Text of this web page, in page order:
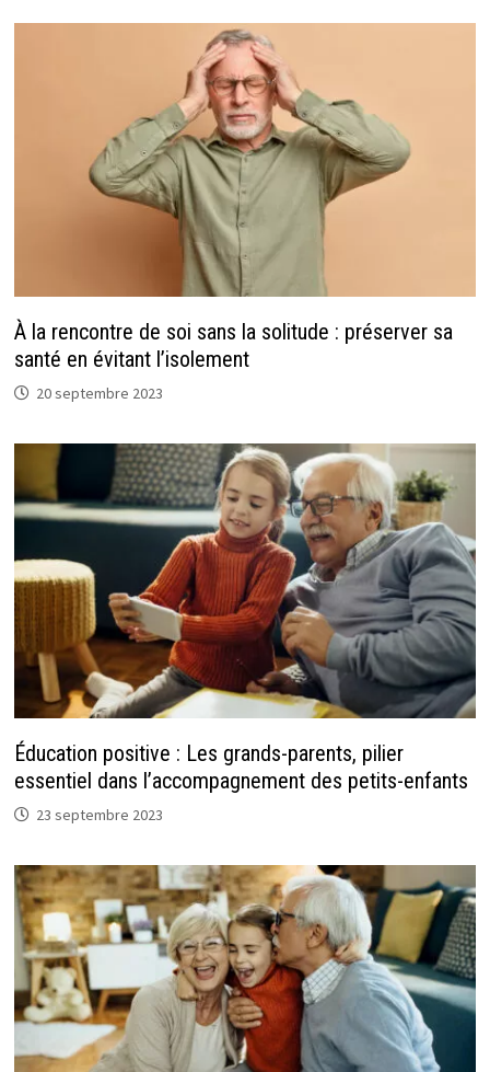
À la rencontre de soi sans la solitude : préserver sa
santé en évitant l’isolement
20 septembre 2023
Éducation positive : Les grands-parents, pilier
essentiel dans l’accompagnement des petits-enfants
23 septembre 2023